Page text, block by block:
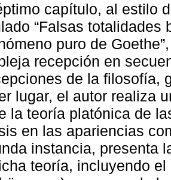
capítulo, al estilo
“Falsas
puro de
recepción en
de la filosofía,
lugar, el autor realiza
la teoría platónica de
en las apariencias
instancia, presenta
teoría, incluyendo el